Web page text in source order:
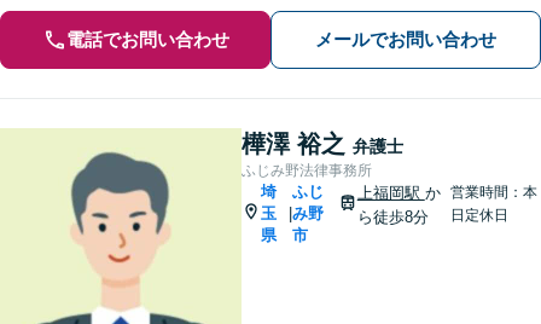
電話でお問い合わせ メールでお問い合わせ
樺澤 裕之 弁護士
ふじみ野法律事務所
埼
玉
県
ふじ
み野
市
上福岡駅 か
ら徒歩8分
営業時間：本
日定休日